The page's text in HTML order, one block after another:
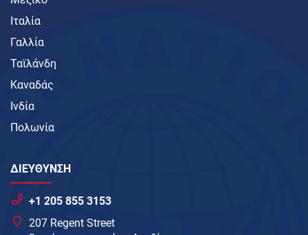
Ιταλία
Γαλλία
Ταϊλάνδη
Καναδάς
Ινδία
Πολωνία
ΔΙΕΥΘΥΝΣΗ
+1 205 855 3153
207 Regent Street